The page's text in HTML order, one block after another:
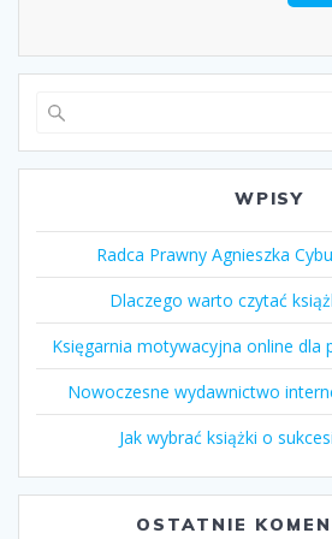
WPISY
Radca Prawny Agnieszka
Dlaczego warto czytać
Księgarnia motywacyjna online
Nowoczesne wydawnictwo
Jak wybrać książki o
OSTATNIE